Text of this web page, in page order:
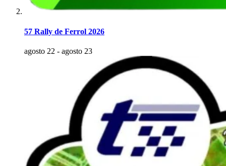
57 Rally de Ferrol 2026
agosto 22 - agosto 23